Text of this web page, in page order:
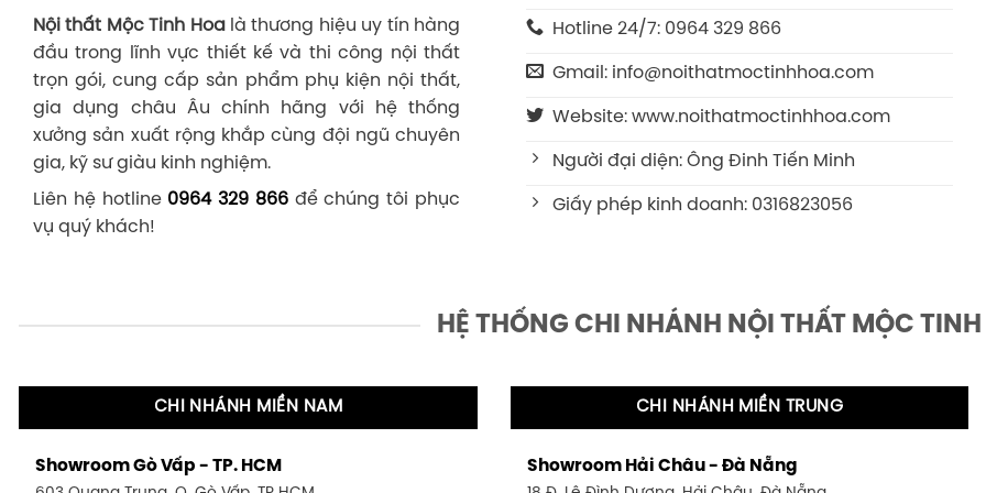
Nội thất Mộc Tinh Hoalà thương hiệu uy tín hàng
đầu trong lĩnh vực thiết kế và thi công nội thất
trọn gói, cung cấp sản phẩm phụ kiện nội thất,
gia dụng châu Âu chính hãng với hệ thống
xưởng sản xuất rộng khắp cùng đội ngũ chuyên
gia, kỹ sư giàu kinh nghiệm.
Liên hệ hotline 0964 329 866để chúng tôi phục
vụ quý khách!
Hotline 24/7: 0964 329 866
Gmail: info@noithatmoctinhhoa.com
Website: www.noithatmoctinhhoa.com
Người đại diện: Ông Đinh Tiến Minh
Giấy phép kinh doanh: 0316823056
HỆ THỐNG CHI NHÁNH NỘI THẤT MỘC
CHI NHÁNH MIỀN NAM
Showroom Gò Vấp - TP. HCM
CHI NHÁNH MIỀN TRUNG
Showroom Hải Châu - Đà Nẵng